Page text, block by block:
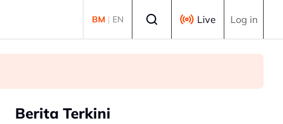
BM | EN Live Log in
Berita Terkini